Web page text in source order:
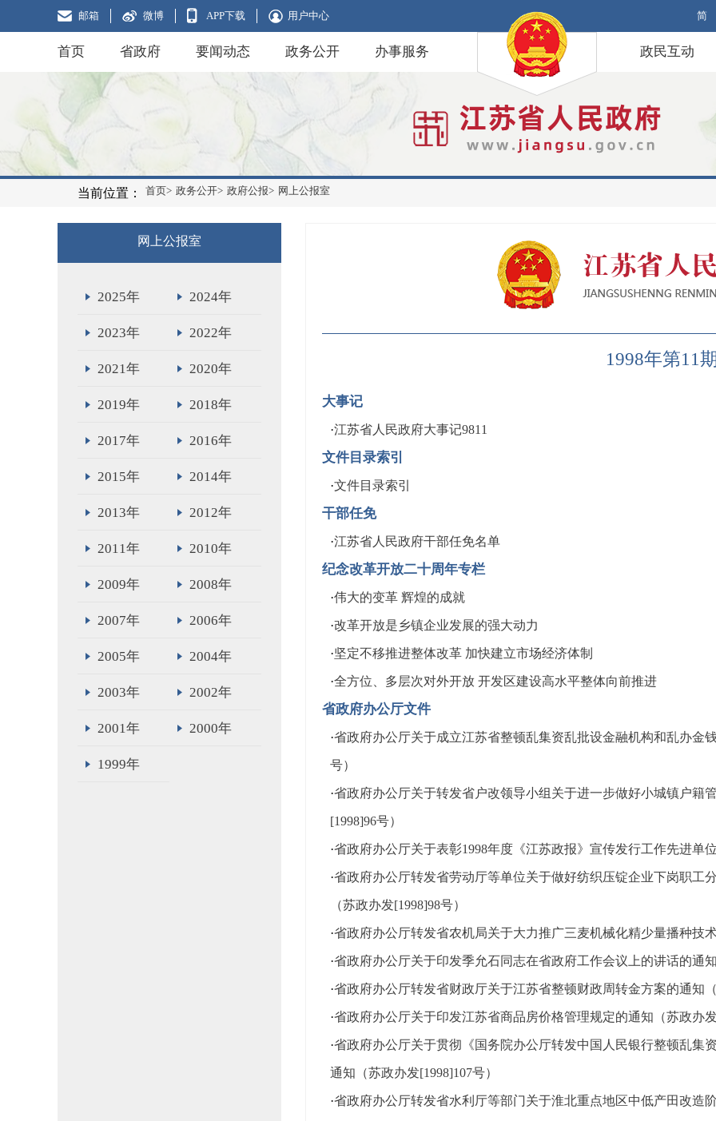
邮箱 微博 APP下载 用户中心 简
首页 省政府 要闻动态 政务公开 办事服务 政民互动
当前位置： 首页> 政务公开> 政府公报> 网上公报室
网上公报室
2025年 2024年
2023年 2022年
2021年 2020年
2019年 2018年
2017年 2016年
2015年 2014年
2013年 2012年
2011年 2010年
2009年 2008年
2007年 2006年
2005年 2004年
2003年 2002年
2001年 2000年
1999年
1998年第11期
大事记
·江苏省人民政府大事记9811
文件目录索引
·文件目录索引
干部任免
·江苏省人民政府干部任免名单
纪念改革开放二十周年专栏
·伟大的变革 辉煌的成就
·改革开放是乡镇企业发展的强大动力
·坚定不移推进整体改革 加快建立市场经济体制
·全方位、多层次对外开放 开发区建设高水平整体向前推进
省政府办公厅文件
·省政府办公厅关于成立江苏省整顿乱集资乱批设金融机构和乱办金
号）
·省政府办公厅关于转发省户改领导小组关于进一步做好小城镇户籍
[1998]96号）
·省政府办公厅关于表彰1998年度《江苏政报》宣传发行工作先进单
·省政府办公厅转发省劳动厅等单位关于做好纺织压锭企业下岗职工
（苏政办发[1998]98号）
·省政府办公厅转发省农机局关于大力推广三麦机械化精少量播种技
·省政府办公厅关于印发季允石同志在省政府工作会议上的讲话的通知
·省政府办公厅转发省财政厅关于江苏省整顿财政周转金方案的通知（
·省政府办公厅关于印发江苏省商品房价格管理规定的通知（苏政办发
·省政府办公厅关于贯彻《国务院办公厅转发中国人民银行整顿乱集
通知（苏政办发[1998]107号）
·省政府办公厅转发省水利厅等部门关于淮北重点地区中低产田改造